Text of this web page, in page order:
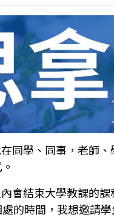
同學、同事，老師、
會結束大學教課的課
的時間，我想邀請